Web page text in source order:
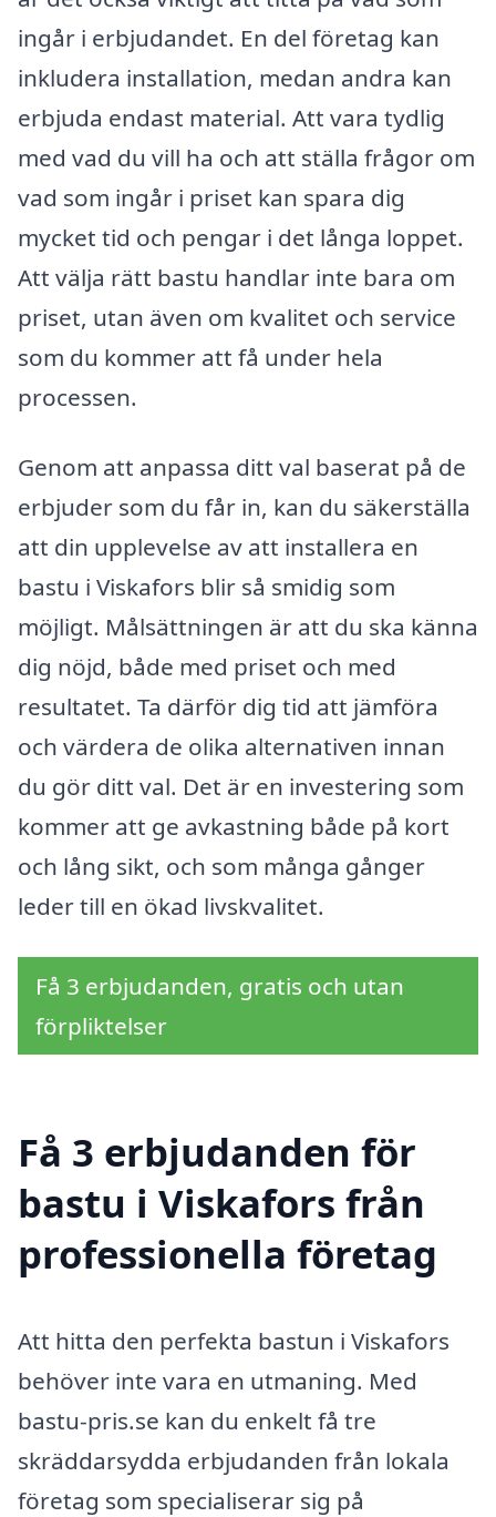
ingår i erbjudandet. En del företag kan
inkludera installation, medan andra kan
erbjuda endast material. Att vara tydlig
med vad du vill ha och att ställa frågor om
vad som ingår i priset kan spara dig
mycket tid och pengar i det långa loppet.
Att välja rätt bastu handlar inte bara om
priset, utan även om kvalitet och service
som du kommer att få under hela
processen.
Genom att anpassa ditt val baserat på de
erbjuder som du får in, kan du säkerställa
att din upplevelse av att installera en
bastu i Viskafors blir så smidig som
möjligt. Målsättningen är att du ska känna
dig nöjd, både med priset och med
resultatet. Ta därför dig tid att jämföra
och värdera de olika alternativen innan
du gör ditt val. Det är en investering som
kommer att ge avkastning både på kort
och lång sikt, och som många gånger
leder till en ökad livskvalitet.
Få 3 erbjudanden, gratis och utan
förpliktelser
Få 3 erbjudanden för
bastu i Viskafors från
professionella företag
Att hitta den perfekta bastun i Viskafors
behöver inte vara en utmaning. Med
bastu-pris.se kan du enkelt få tre
skräddarsydda erbjudanden från lokala
företag som specialiserar sig på